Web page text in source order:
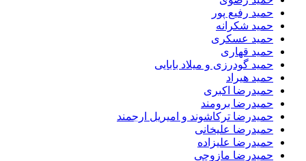
حمید رفیع پور
حمید شکرانه
حمید عسکری
حمید قهاری
حمید گودرزی و میلاد بابایی
حمید هیراد
حمیدرضا اکبری
حمیدرضا برومند
حمیدرضا ترکاشوند و امیریل ارجمند
حمیدرضا علیخانی
حمیدرضا علیزاده
حمیدرضا مازوچی